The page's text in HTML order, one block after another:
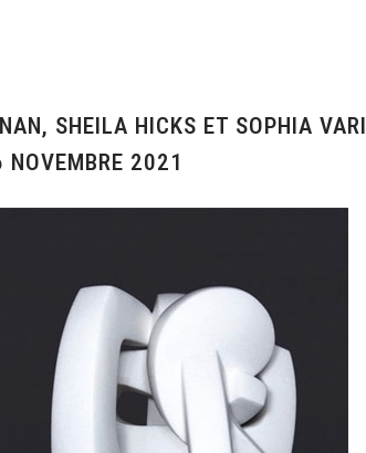
SHEILA HICKS ET SOPHIA VARI
NOVEMBRE 2021